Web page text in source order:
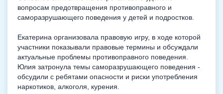
вопросам предотвращения противоправного и
саморазрушающего поведения у детей и подростков.
Екатерина организовала правовую игру, в ходе которой
участники показывали правовые термины и обсуждали
актуальные проблемы противоправного поведения.
Юлия затронула темы саморазрушающего поведения -
обсудили с ребятами опасности и риски употребления
наркотиков, алкоголя, курения.